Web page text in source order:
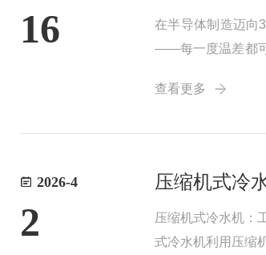
16
在半导体制造迈向
——每一度温差都可
查看更多
2026-4
2
压缩机式冷
压缩机式冷水机：
式冷水机利用压缩